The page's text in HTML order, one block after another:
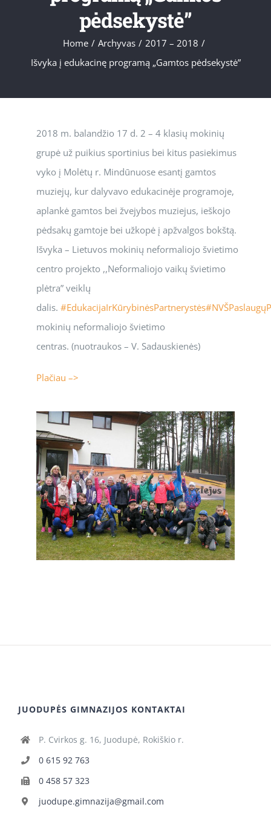
pėdsekystė”
Home / Archyvas / 2017 – 2018 /
Išvyka į edukacinę programą „Gamtos pėdsekystė”
2018 m. balandžio 17 d. 2 – 4 klasių mokinių
grupė už puikius sportinius bei kitus pasiekimus
vyko į Molėtų r. Mindūnuose esantį gamtos
muziejų, kur dalyvavo edukacinėje programoje,
aplankė gamtos bei žvejybos muziejus, ieškojo
pėdsakų gamtoje bei užkopė į apžvalgos bokštą.
Išvyka – Lietuvos mokinių neformaliojo švietimo
centro projekto ,,Neformaliojo vaikų švietimo
plėtra” veiklų
dalis. #EdukacijaIrKūrybinėsPartnerystės#
mokinių neformaliojo švietimo
centras. (nuotraukos – V. Sadauskienės)
Plačiau –>
JUODUPĖS GIMNAZIJOS KONTAKTAI
P. Cvirkos g. 16, Juodupė, Rokiškio r.
0 615 92 763
0 458 57 323
juodupe.gimnazija@gmail.com